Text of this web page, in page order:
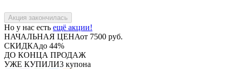
Но у нас есть ещё акции!
НАЧАЛЬНАЯ ЦЕНАот 7500 руб.
СКИДКАдо 44%
ДО КОНЦА ПРОДАЖ
УЖЕ КУПИЛИ3 купона